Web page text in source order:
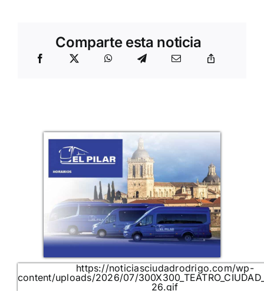
Comparte esta noticia
https://noticiasciudadrodrigo.com/wp-
content/uploads/2026/07/
26.gif